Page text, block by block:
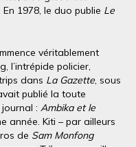
En 1978, le duo publie Le
véritablement
l’intrépide policier,
dans La Gazette, sous
publié la toute
: Ambika et le
année. Kiti – par ailleurs
de Sam Monfong